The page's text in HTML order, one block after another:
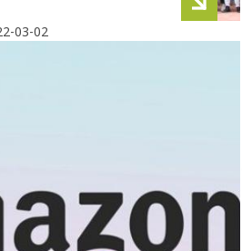
03-02